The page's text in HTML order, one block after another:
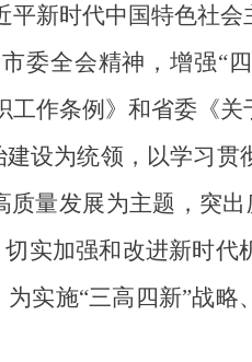
新时代中国特色社
委全会精神，增强“
作条例》和省委《
设为统领，以学习
量发展为主题，突
实加强和改进新时
实施“三高四新”战